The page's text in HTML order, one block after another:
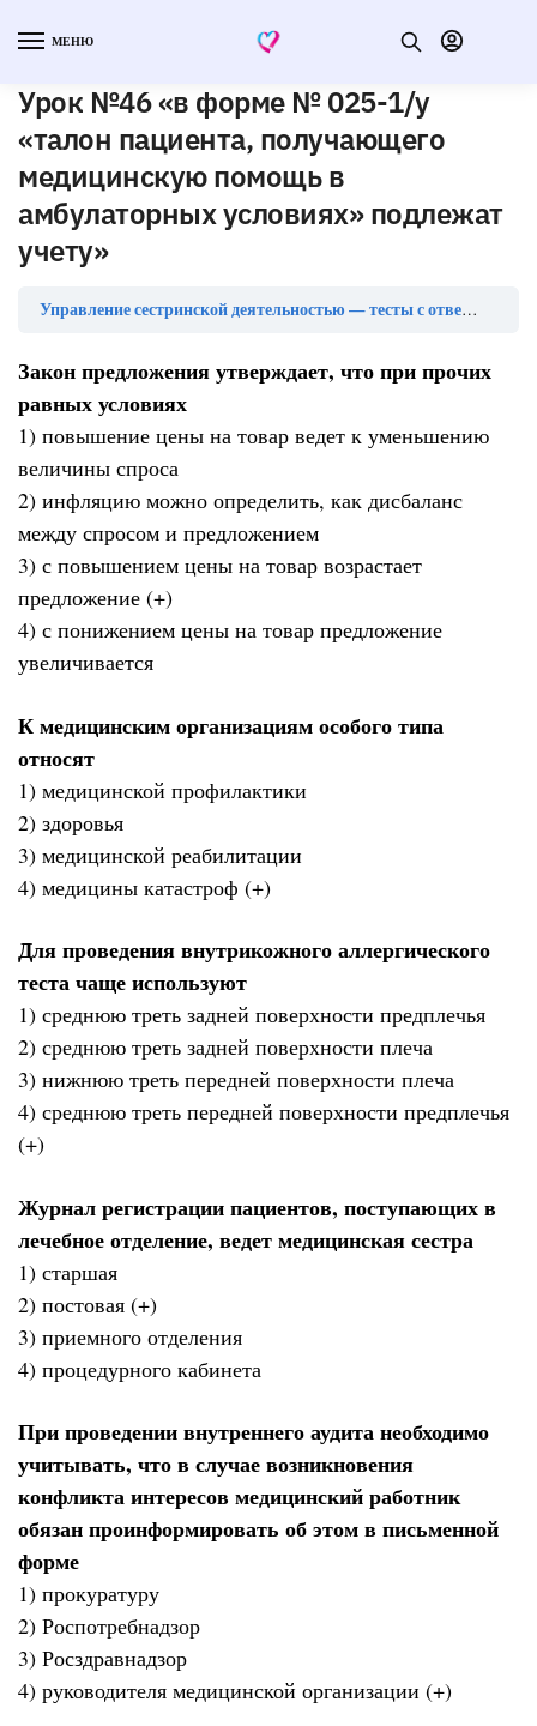
МЕНЮ
Урок №46 «в форме № 025-1/у
«талон пациента, получающего
медицинскую помощь в
амбулаторных условиях» подлежат
учету»
Управление сестринской деятельностью — тесты с ответами
Закон предложения утверждает, что при прочих
равных условиях
1) повышение цены на товар ведет к уменьшению
величины спроса
2) инфляцию можно определить, как дисбаланс
между спросом и предложением
3) с повышением цены на товар возрастает
предложение (+)
4) с понижением цены на товар предложение
увеличивается
К медицинским организациям особого типа
относят
1) медицинской профилактики
2) здоровья
3) медицинской реабилитации
4) медицины катастроф (+)
Для проведения внутрикожного аллергического
теста чаще используют
1) среднюю треть задней поверхности предплечья
2) среднюю треть задней поверхности плеча
3) нижнюю треть передней поверхности плеча
4) среднюю треть передней поверхности предплечья
(+)
Журнал регистрации пациентов, поступающих в
лечебное отделение, ведет медицинская сестра
1) старшая
2) постовая (+)
3) приемного отделения
4) процедурного кабинета
При проведении внутреннего аудита необходимо
учитывать, что в случае возникновения
конфликта интересов медицинский работник
обязан проинформировать об этом в письменной
форме
1) прокуратуру
2) Роспотребнадзор
3) Росздравнадзор
4) руководителя медицинской организации (+)